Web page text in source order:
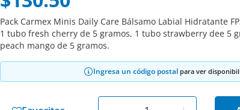
Pack Carmex Minis Daily Care Bálsamo Labial Hidratante
1 tubo fresh cherry de 5 gramos, 1 tubo strawberry dee 5
peach mango de 5 gramos.
Ingresa un código postal para ver